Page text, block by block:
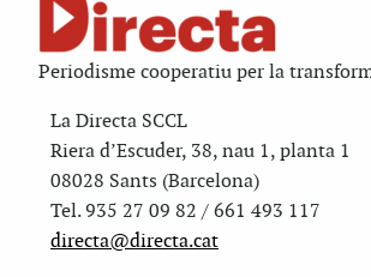
Periodisme cooperatiu per la
La Directa SCCL
Riera d’Escuder, 38, nau 1, planta 1
08028 Sants (Barcelona)
Tel. 935 27 09 82 / 661 493 117
directa@directa.cat